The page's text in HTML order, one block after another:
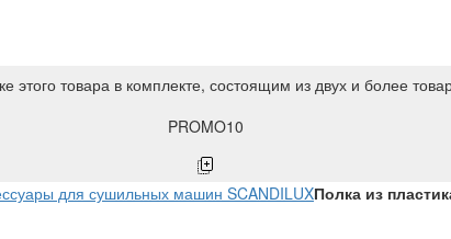
этого товара в комплекте, состоящим из двух и более
PROMO10
для сушильных машин SCANDILUXПолка из